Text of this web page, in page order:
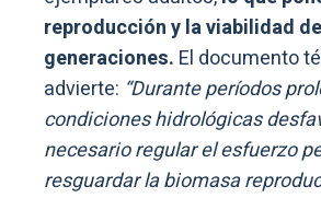
reproducción y la viabilidad
generaciones. El documento
advierte: “Durante períodos
condiciones hidrológicas
necesario regular el esfuerzo
resguardar la biomasa